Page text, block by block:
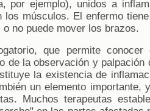
por ejemplo), unidos a
músculos. El enfermo
no puede mover los brazos.
que permite
de la observación y palpación
la existencia de
un elemento importante,
Muchos terapeutas